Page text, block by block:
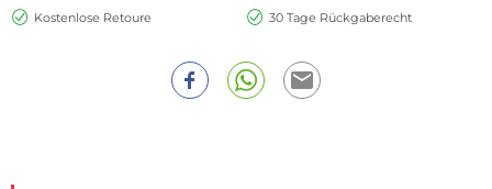
Kostenlose Retoure
30 Tage Rückgaberecht